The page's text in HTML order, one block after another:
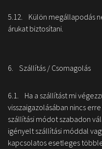
5.12. Külön megállapodás
árukat biztosítani.
6. Szállítás / Csomagolás
6.1. Ha a szállítást mi
visszaigazolásában nincs
szállítási módot szabadon
igényelt szállítási móddal
kapcsolatos esetleges